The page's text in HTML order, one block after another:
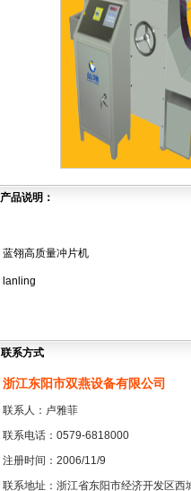
产品说明：
蓝翎高质量冲片机
lanling
联系方式
浙江东阳市双燕设备有限公司
联系人：卢雅菲
联系电话：0579-6818000
注册时间：2006/11/9
联系地址：浙江省东阳市经济开发区西